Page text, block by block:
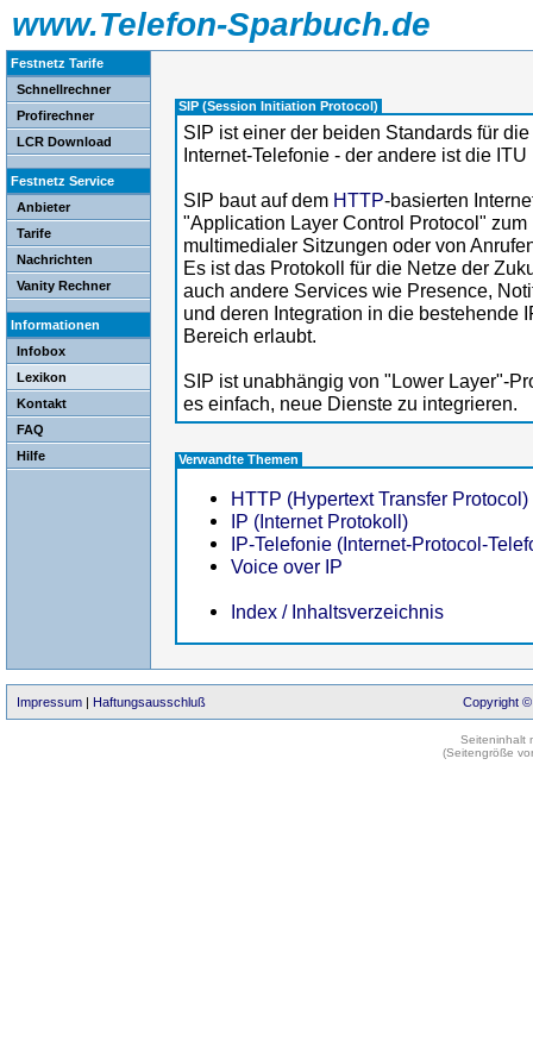
www.Telefon-Sparbuch.de
Festnetz Tarife
Schnellrechner
Profirechner
LCR Download
Festnetz Service
Anbieter
Tarife
Nachrichten
Vanity Rechner
Informationen
Infobox
Lexikon
Kontakt
FAQ
Hilfe
SIP (Session Initiation Protocol)
SIP ist einer der beiden Standards für
Internet-Telefonie - der andere ist die
SIP baut auf dem HTTP-basierten
"Application Layer Control Protocol"
multimedialer Sitzungen oder von
Es ist das Protokoll für die Netze der
auch andere Services wie Presence,
und deren Integration in die bestehende
Bereich erlaubt.
SIP ist unabhängig von "Lower Layer"-
es einfach, neue Dienste zu integrieren.
Verwandte Themen
HTTP (Hypertext Transfer Protocol)
IP (Internet Protokoll)
IP-Telefonie (Internet-Protocol-
Voice over IP
Index / Inhaltsverzeichnis
Impressum | Haftungsausschluß Copyright ©
Seiteninhalt
(Seitengröße